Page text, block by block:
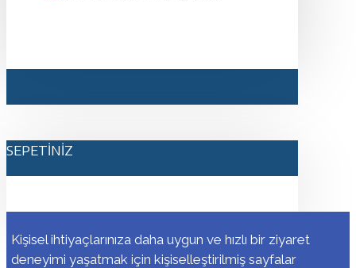
SEPETINIZ
Kişisel ihtiyaçlarınıza daha uygun ve hızlı bir ziyaret
deneyimi yaşatmak için kişiselleştirilmiş sayfalar